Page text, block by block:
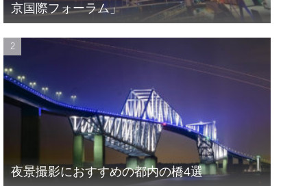
京国際フォーラム」
夜景撮影におすすめの都内の橋4選